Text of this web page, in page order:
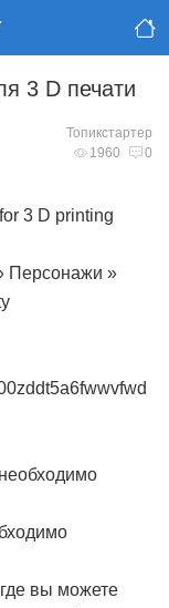
3 D печати
Топикстартер
1960 0
3 D printing
Персонажи »
вы можете